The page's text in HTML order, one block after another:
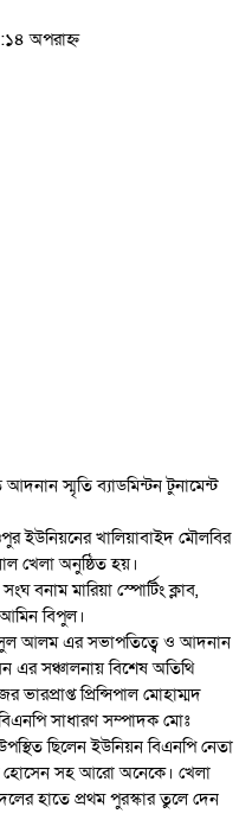
অপরাহ্ন
স্মৃতি ব্যাডমিন্টন টুনামেন্ট
ইউনিয়নের খালিয়াবাইদ মৌলবির
খেলা অনুষ্ঠিত হয়।
বনাম মারিয়া স্পোর্টিং ক্লাব,
বিপুল।
আলম এর সভাপতিত্বে ও আদনান
এর সঞ্চালনায় বিশেষ অতিথি
ভারপ্রাপ্ত প্রিন্সিপাল মোহাম্মদ
সাধারণ সম্পাদক মোঃ
ছিলেন ইউনিয়ন বিএনপি নেতা
হোসেন সহ আরো অনেকে। খেলা
দলের হাতে প্রথম পুরস্কার তুলে দেন